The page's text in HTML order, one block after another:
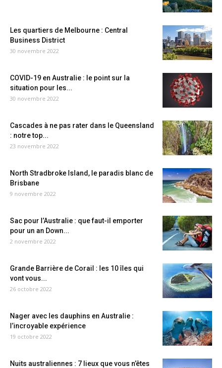
Les quartiers de Melbourne : Central
Business District
30 novembre 2022
COVID-19 en Australie : le point sur la
situation pour les...
30 novembre 2022
Cascades à ne pas rater dans le Queensland
: notre top...
23 novembre 2022
North Stradbroke Island, le paradis blanc de
Brisbane
9 novembre 2022
Sac pour l’Australie : que faut-il emporter
pour un an Down...
2 novembre 2022
Grande Barrière de Corail : les 10 îles qui
vont vous...
26 octobre 2022
Nager avec les dauphins en Australie :
l’incroyable expérience
19 octobre 2022
Nuits australiennes : 7 lieux que vous n’êtes